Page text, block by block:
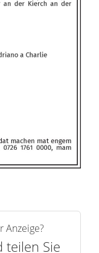
Anzeige?
teilen Sie